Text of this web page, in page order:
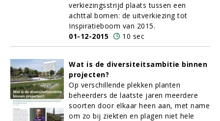
verkiezingsstrijd plaats tussen een
achttal bomen: de uitverkiezing tot
Inspiratieboom van 2015.
01-12-2015
10 sec
Wat is de diversiteitsambitie binnen
projecten?
Op verschillende plekken planten
beheerders de laatste jaren meerdere
soorten door elkaar heen aan, met name
om zo bij ziekten en plagen niet hele